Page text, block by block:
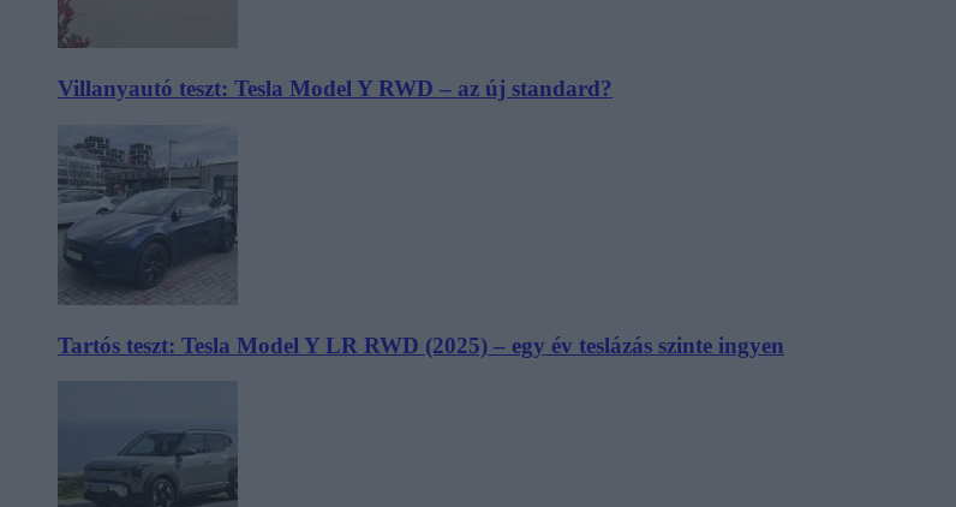
Villanyautó teszt: Tesla Model Y RWD – az új standard?
Tartós teszt: Tesla Model Y LR RWD (2025) – egy év teslázás szinte ingyen